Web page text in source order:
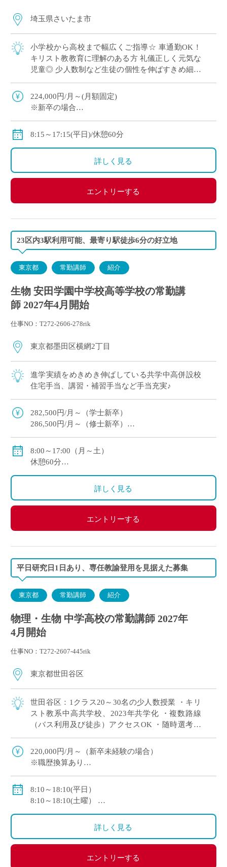
埼玉県さいたま市
小学校から高校まで幅広くご指導☆ 車通勤OK！
キリスト教教育に理解のある方 礼儀正しく元気な
児童◎ 少人数制など生徒の個性を伸ばすきめ細や
224,000円/月～(月額固定)
※新卒の場合
8:15～17:15(平日)/休憩60分
詳しく見る
エントリーする
23区内3駅利用可能、最寄り駅徒歩6分の好立地
東京都 常勤講師 紹介
生物 安田学園中学校高等学校の常勤講
師 2027年4月開始
仕事NO：T272-2606-278rik
東京都墨田区横網2丁目
進学実績をめきめき伸ばしている共学中高併設校
住宅手当、講習・補習手当など手当充実♪
282,500円/月～（学士新卒）
286,500円/月～（修士新卒）
賞与年2回（実績/年間5.2ヶ月+100,000円※新規採用者/
年間3.53ヶ月）
8:00～17:00（月～土）
休憩60分
詳しく見る
エントリーする
平日研究日1日あり、専任教諭登用を見据えた募集
東京都 常勤講師 紹介
物理・生物 中学高校の常勤講師 2027年
4月開始
仕事NO：T272-2607-445rik
東京都世田谷区
世田谷区：1クラス20～30名の少人数授業 ・キリ
スト教系中高共学校、2023年共学化 ・複数路線
（バス利用及び徒歩）アクセスOK ・随時選考で
220,000円/月～（新卒未経験の場合）
※職歴換算あり
私学共済加入
8:10～18:10(平日）
8:10～18:10(土曜）
詳しく見る
エントリーする